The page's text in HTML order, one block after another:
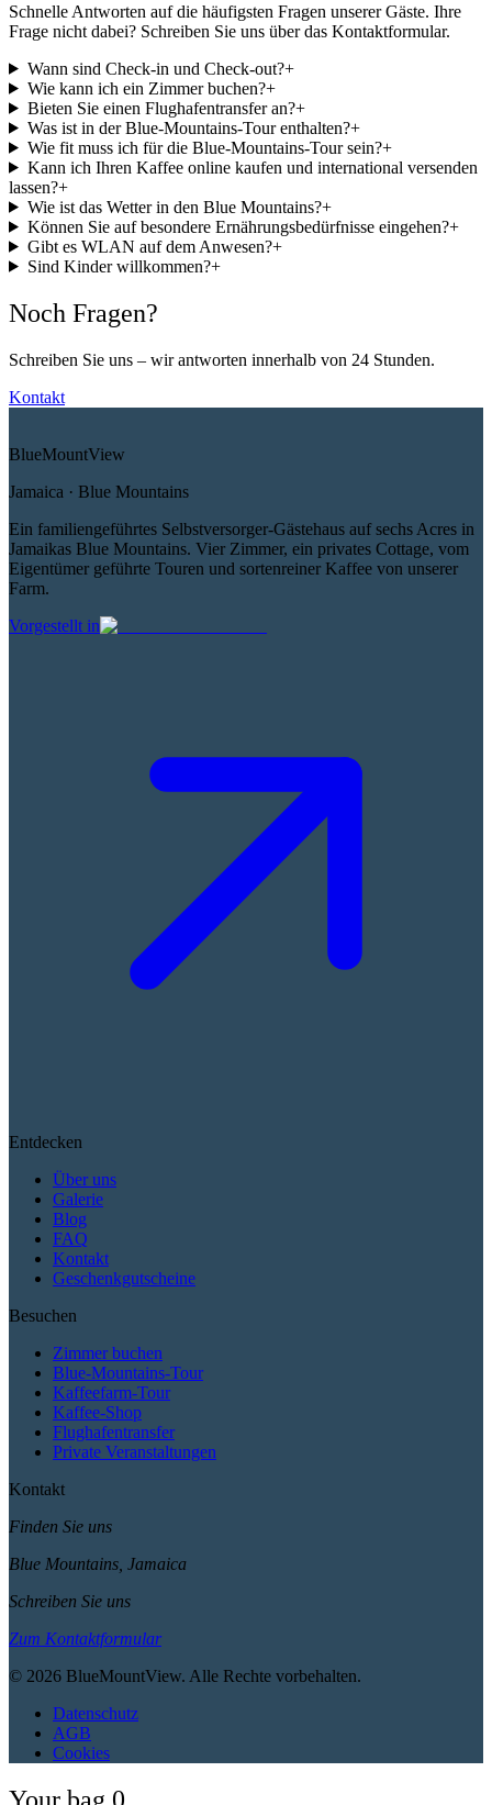
Schnelle Antworten auf die häufigsten Fragen unserer Gäste. Ihre
Frage nicht dabei? Schreiben Sie uns über das Kontaktformular.
Wann sind Check-in und Check-out?+
Wie kann ich ein Zimmer buchen?+
Bieten Sie einen Flughafentransfer an?+
Was ist in der Blue-Mountains-Tour enthalten?+
Wie fit muss ich für die Blue-Mountains-Tour sein?+
Kann ich Ihren Kaffee online kaufen und international versenden
lassen?+
Wie ist das Wetter in den Blue Mountains?+
Können Sie auf besondere Ernährungsbedürfnisse eingehen?+
Gibt es WLAN auf dem Anwesen?+
Sind Kinder willkommen?+
Noch Fragen?
Schreiben Sie uns – wir antworten innerhalb von 24 Stunden.
Kontakt
BlueMountView
Jamaica · Blue Mountains
Ein familiengeführtes Selbstversorger-Gästehaus auf sechs Acres in
Jamaikas Blue Mountains. Vier Zimmer, ein privates Cottage, vom
Eigentümer geführte Touren und sortenreiner Kaffee von unserer
Farm.
Vorgestellt in
Entdecken
Über uns
Galerie
Blog
FAQ
Kontakt
Geschenkgutscheine
Besuchen
Zimmer buchen
Blue-Mountains-Tour
Kaffeefarm-Tour
Kaffee-Shop
Flughafentransfer
Private Veranstaltungen
Kontakt
Finden Sie uns
Blue Mountains, Jamaica
Schreiben Sie uns
Zum Kontaktformular
© 2026 BlueMountView. Alle Rechte vorbehalten.
Datenschutz
AGB
Cookies
Your bag 0